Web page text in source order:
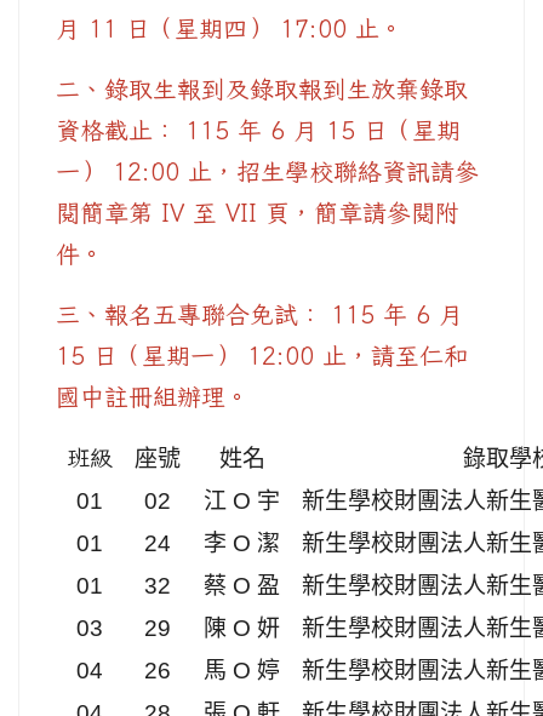
月 11 日（星期四） 17:00 止。
二、錄取生報到及錄取報到生放棄錄取
資格截止： 115 年 6 月 15 日（星期
一） 12:00 止，招生學校聯絡資訊請參
閱簡章第 IV 至 VII 頁，簡章請參閱附
件。
三、報名五專聯合免試： 115 年 6 月
15 日（星期一） 12:00 止，請至仁和
國中註冊組辦理。
班級 座號 姓名
錄取學
01
02 江 O 宇
新生學校財團法人新生
01
24 李 O 潔
新生學校財團法人新生
01
32 蔡 O 盈
新生學校財團法人新生
03
29 陳 O 妍
新生學校財團法人新生
04
26 馬 O 婷
新生學校財團法人新生